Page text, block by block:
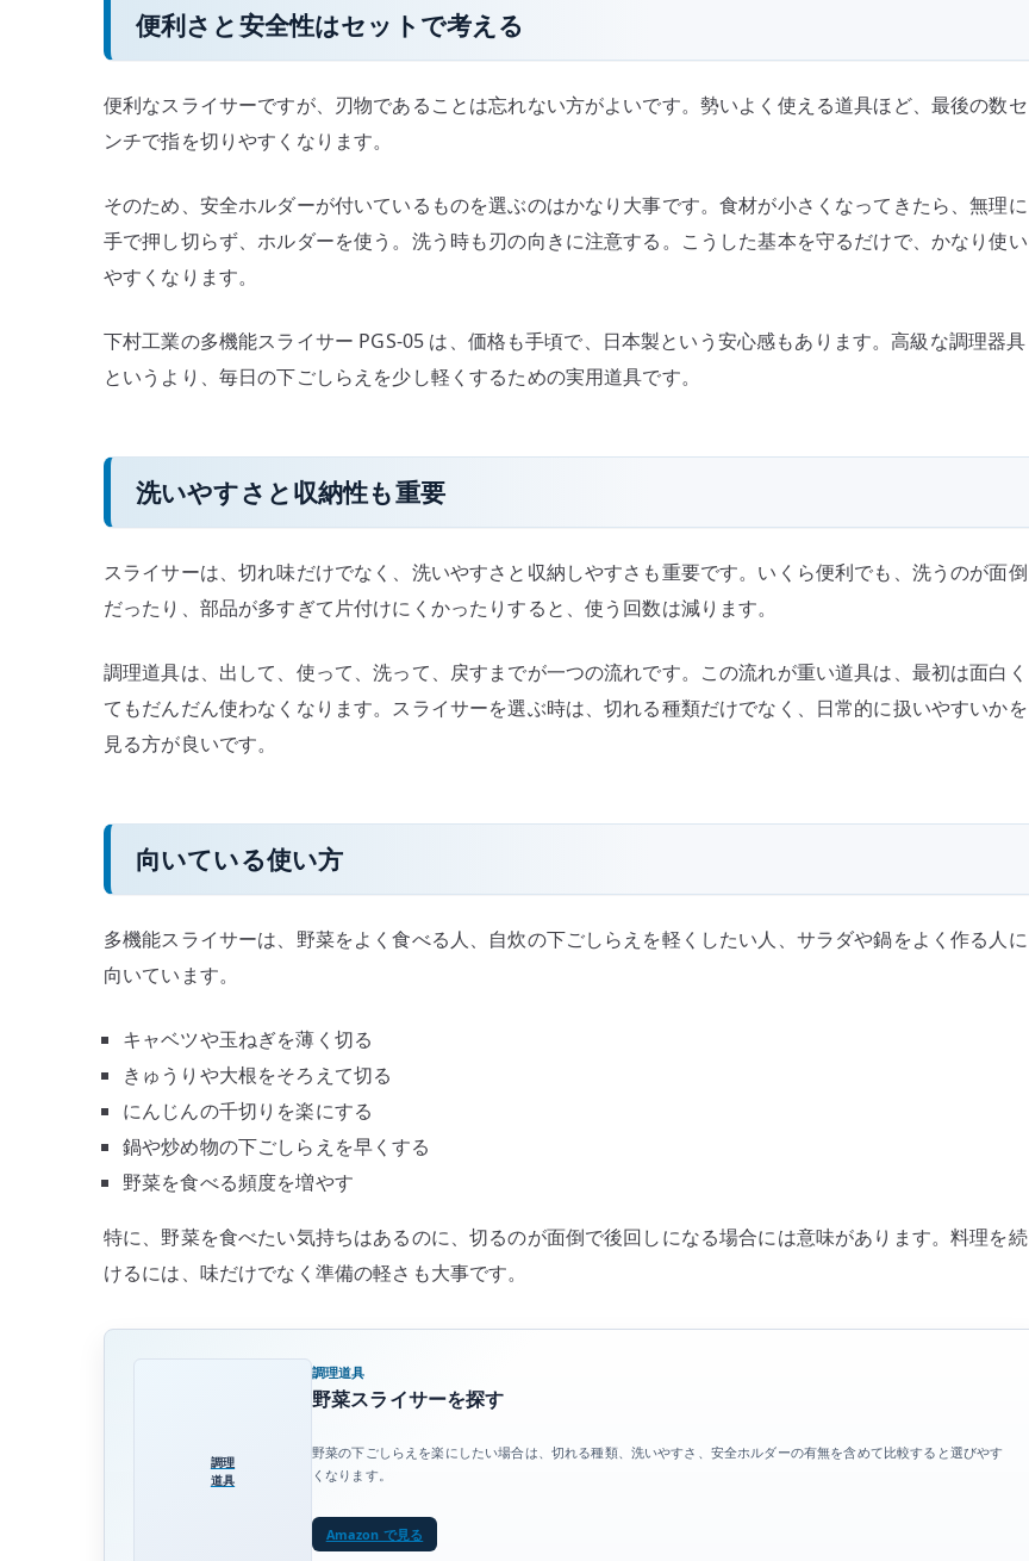
便利さと安全性はセットで考える
便利なスライサーですが、刃物であることは忘れない方がよいです。勢いよく使える道具ほど、最後の数セ
ンチで指を切りやすくなります。
そのため、安全ホルダーが付いているものを選ぶのはかなり大事です。食材が小さくなってきたら、無理に
手で押し切らず、ホルダーを使う。洗う時も刃の向きに注意する。こうした基本を守るだけで、かなり使い
やすくなります。
下村工業の多機能スライサー PGS-05 は、価格も手頃で、日本製という安心感もあります。高級な調理器具
というより、毎日の下ごしらえを少し軽くするための実用道具です。
洗いやすさと収納性も重要
スライサーは、切れ味だけでなく、洗いやすさと収納しやすさも重要です。いくら便利でも、洗うのが面倒
だったり、部品が多すぎて片付けにくかったりすると、使う回数は減ります。
調理道具は、出して、使って、洗って、戻すまでが一つの流れです。この流れが重い道具は、最初は面白く
てもだんだん使わなくなります。スライサーを選ぶ時は、切れる種類だけでなく、日常的に扱いやすいかを
見る方が良いです。
向いている使い方
多機能スライサーは、野菜をよく食べる人、自炊の下ごしらえを軽くしたい人、サラダや鍋をよく作る人に
向いています。
キャベツや玉ねぎを薄く切る
きゅうりや大根をそろえて切る
にんじんの千切りを楽にする
鍋や炒め物の下ごしらえを早くする
野菜を食べる頻度を増やす
特に、野菜を食べたい気持ちはあるのに、切るのが面倒で後回しになる場合には意味があります。料理を続
けるには、味だけでなく準備の軽さも大事です。
調理
道具
調理道具
野菜スライサーを探す
野菜の下ごしらえを楽にしたい場合は、切れる種類、洗いやすさ、安全ホルダーの有無を含めて比較すると選びやす
くなります。
Amazon で見る